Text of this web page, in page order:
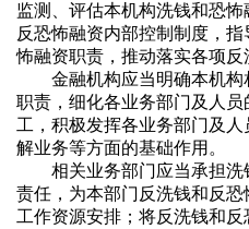
监测、评估本机构洗钱和恐
反恐怖融资内部控制制度，
怖融资职责，推动落实各项反
金融机构应当明确本机
职责，细化各业务部门及人
工，积极发挥各业务部门及
解业务等方面的基础作用。
相关业务部门应当承担
责任，为本部门反洗钱和反恐
工作资源安排；将反洗钱和